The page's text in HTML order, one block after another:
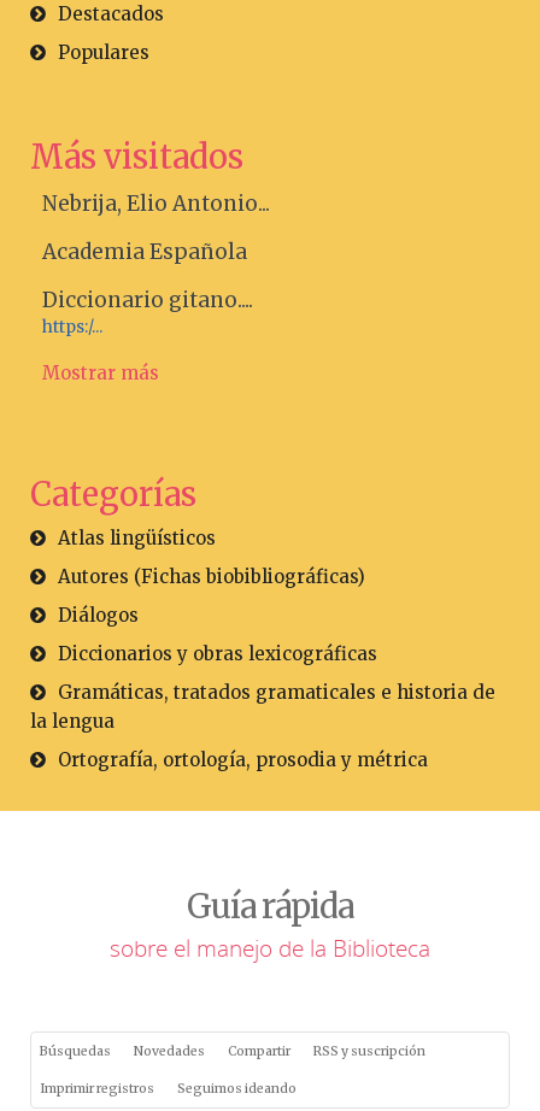
Destacados
Populares
Más visitados
Nebrija, Elio Antonio...
Academia Española
Diccionario gitano....
https:/...
Mostrar más
Categorías
Atlas lingüísticos
Autores (Fichas biobibliográficas)
Diálogos
Diccionarios y obras lexicográficas
Gramáticas, tratados gramaticales e historia de
la lengua
Ortografía, ortología, prosodia y métrica
Guía rápida
sobre el manejo de la Biblioteca
Búsquedas Novedades Compartir RSS y suscripción
Imprimir registros Seguimos ideando